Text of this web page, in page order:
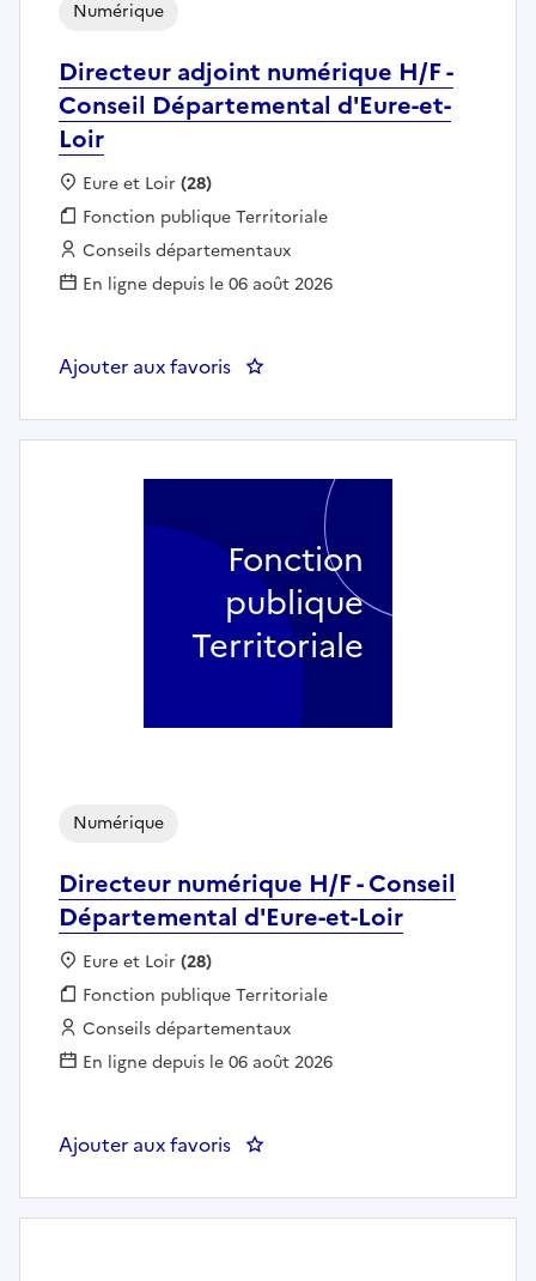
Directeur adjoint numérique H/F -
Conseil Départemental d'Eure-et-
Loir
Numérique
Localisation :
Eure et Loir (28)
Fonction publique :
Fonction publique Territoriale
Employeur :
Conseils départementaux
En ligne depuis le 06 août 2026
Ajouter aux favoris : Directeur adjoint numérique
Directeur numérique H/F - Conseil
Départemental d'Eure-et-Loir
Numérique
Localisation :
Eure et Loir (28)
Fonction publique :
Fonction publique Territoriale
Employeur :
Conseils départementaux
En ligne depuis le 06 août 2026
Ajouter aux favoris : Directeur numérique H/F -
Fonction
publique
Territoriale